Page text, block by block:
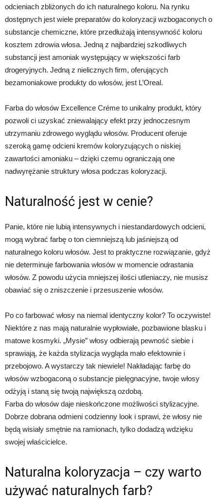
odcieniach zbliżonych do ich naturalnego koloru. Na rynku
dostępnych jest wiele preparatów do koloryzacji wzbogaconych o
substancje chemiczne, które przedłużają intensywność koloru
kosztem zdrowia włosa. Jedną z najbardziej szkodliwych
substancji jest amoniak występujący w większości farb
drogeryjnych. Jedną z nielicznych firm, oferujących
bezamoniakowe produkty do włosów, jest L’Oreal.
Farba do włosów Excellence Créme to unikalny produkt, który
pozwoli ci uzyskać zniewalający efekt przy jednoczesnym
utrzymaniu zdrowego wyglądu włosów. Producent oferuje
szeroką gamę odcieni kremów koloryzujących o niskiej
zawartości amoniaku – dzięki czemu ograniczają one
nadwyrężanie struktury włosa podczas koloryzacji.
Naturalność jest w cenie?
Panie, które nie lubią intensywnych i niestandardowych odcieni,
mogą wybrać farbę o ton ciemniejszą lub jaśniejszą od
naturalnego koloru włosów. Jest to praktyczne rozwiązanie, gdyż
nie determinuje farbowania włosów w momencie odrastania
włosów. Z powodu użycia mniejszej ilości utleniaczy, nie musisz
obawiać się o zniszczenie i przesuszenie włosów.
Po co farbować włosy na niemal identyczny kolor? To oczywiste!
Niektóre z nas mają naturalnie wypłowiałe, pozbawione blasku i
matowe kosmyki. „Mysie” włosy odbierają pewność siebie i
sprawiają, że każda stylizacja wygląda mało efektownie i
przebojowo. A wystarczy tak niewiele! Nakładając farbę do
włosów wzbogaconą o substancje pielęgnacyjne, twoje włosy
odżyją i staną się twoją największą ozdobą.
Farba do włosów daje nieskończone możliwości stylizacyjne.
Dobrze dobrana odmieni codzienny look i sprawi, że włosy nie
będą wisiały smętnie na ramionach, tylko dodadzą wdzięku
swojej właścicielce.
Naturalna koloryzacja – czy warto
używać naturalnych farb?